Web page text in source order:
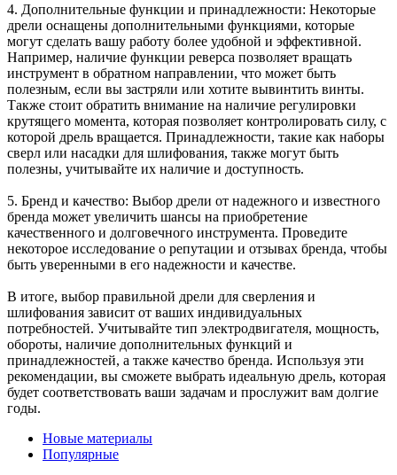
4. Дополнительные функции и принадлежности: Некоторые
дрели оснащены дополнительными функциями, которые
могут сделать вашу работу более удобной и эффективной.
Например, наличие функции реверса позволяет вращать
инструмент в обратном направлении, что может быть
полезным, если вы застряли или хотите вывинтить винты.
Также стоит обратить внимание на наличие регулировки
крутящего момента, которая позволяет контролировать силу, с
которой дрель вращается. Принадлежности, такие как наборы
сверл или насадки для шлифования, также могут быть
полезны, учитывайте их наличие и доступность.
5. Бренд и качество: Выбор дрели от надежного и известного
бренда может увеличить шансы на приобретение
качественного и долговечного инструмента. Проведите
некоторое исследование о репутации и отзывах бренда, чтобы
быть уверенными в его надежности и качестве.
В итоге, выбор правильной дрели для сверления и
шлифования зависит от ваших индивидуальных
потребностей. Учитывайте тип электродвигателя, мощность,
обороты, наличие дополнительных функций и
принадлежностей, а также качество бренда. Используя эти
рекомендации, вы сможете выбрать идеальную дрель, которая
будет соответствовать ваши задачам и прослужит вам долгие
годы.
Новые материалы
Популярные